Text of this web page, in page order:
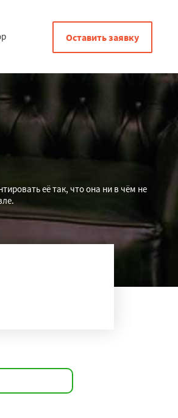
Оставить заявку
её так, что она ни в чём не